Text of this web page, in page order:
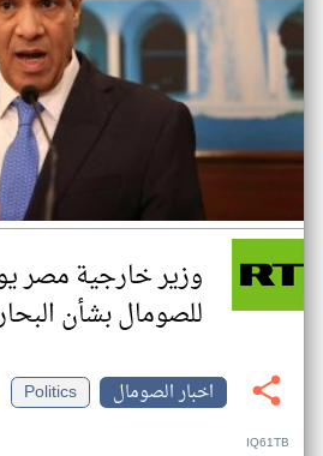
وزير خارجية مصر
للصومال بشأن
اخبار الصومال
Politics
IQ61TB